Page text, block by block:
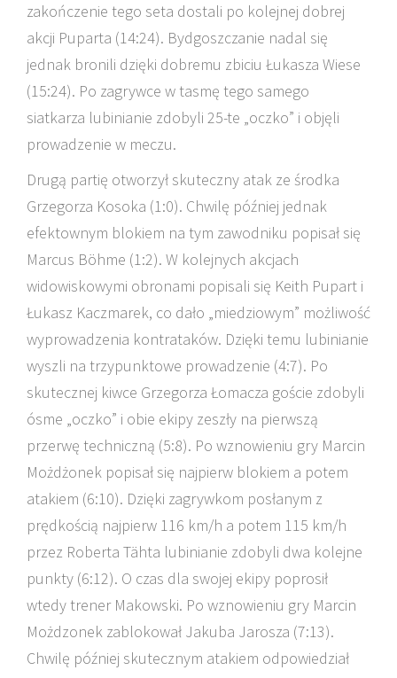
zakończenie tego seta dostali po kolejnej dobrej
akcji Puparta (14:24). Bydgoszczanie nadal się
jednak bronili dzięki dobremu zbiciu Łukasza Wiese
(15:24). Po zagrywce w tasmę tego samego
siatkarza lubinianie zdobyli 25-te „oczko” i objęli
prowadzenie w meczu.
Drugą partię otworzył skuteczny atak ze środka
Grzegorza Kosoka (1:0). Chwilę później jednak
efektownym blokiem na tym zawodniku popisał się
Marcus Böhme (1:2). W kolejnych akcjach
widowiskowymi obronami popisali się Keith Pupart i
Łukasz Kaczmarek, co dało „miedziowym” możliwość
wyprowadzenia kontrataków. Dzięki temu lubinianie
wyszli na trzypunktowe prowadzenie (4:7). Po
skutecznej kiwce Grzegorza Łomacza goście zdobyli
ósme „oczko” i obie ekipy zeszły na pierwszą
przerwę techniczną (5:8). Po wznowieniu gry Marcin
Możdżonek popisał się najpierw blokiem a potem
atakiem (6:10). Dzięki zagrywkom posłanym z
prędkością najpierw 116 km/h a potem 115 km/h
przez Roberta Tähta lubinianie zdobyli dwa kolejne
punkty (6:12). O czas dla swojej ekipy poprosił
wtedy trener Makowski. Po wznowieniu gry Marcin
Możdzonek zablokował Jakuba Jarosza (7:13).
Chwilę później skutecznym atakiem odpowiedział